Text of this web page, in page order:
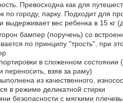
Превосходна как для
по городу, парку. Подходит для
выдерживает вес ребенка в 15 кг
бампер (поручень) со
по принципу "трость", при
в сложенном состоянии
переносить, взяв за раму)
из качественного,
в режиме деликатной стирки
безопасности с мягкими